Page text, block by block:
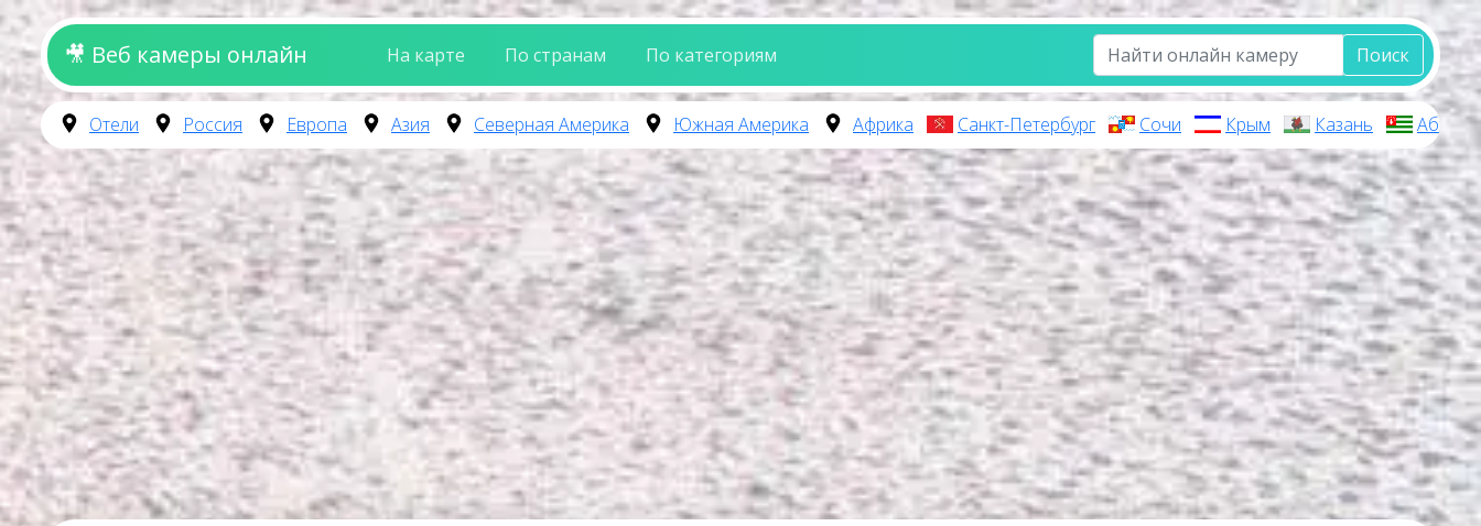
🎥 Веб камеры онлайн На карте По странам По категориям Поиск
Отели Россия Европа Азия Северная Америка Южная Америка Африка Санкт-Петербург Сочи Крым Казань